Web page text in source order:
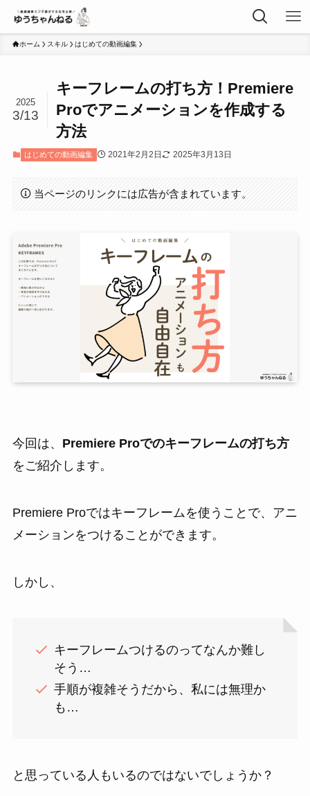
ホーム スキル はじめての動画編集
キーフレームの打ち方！Premiere
Proでアニメーションを作成する
方法
2025
3/13
はじめての動画編集 2021年2月2日 2025年3月13日
当ページのリンクには広告が含まれています。
今回は、 Premiere Proでのキーフレームの打ち方
をご紹介します。
Premiere Proではキーフレームを使うことで、アニ
メーションをつけることができます。
しかし、
キーフレームつけるのってなんか難し
そう…
手順が複雑そうだから、私には無理か
も…
と思っている人もいるのではないでしょうか？